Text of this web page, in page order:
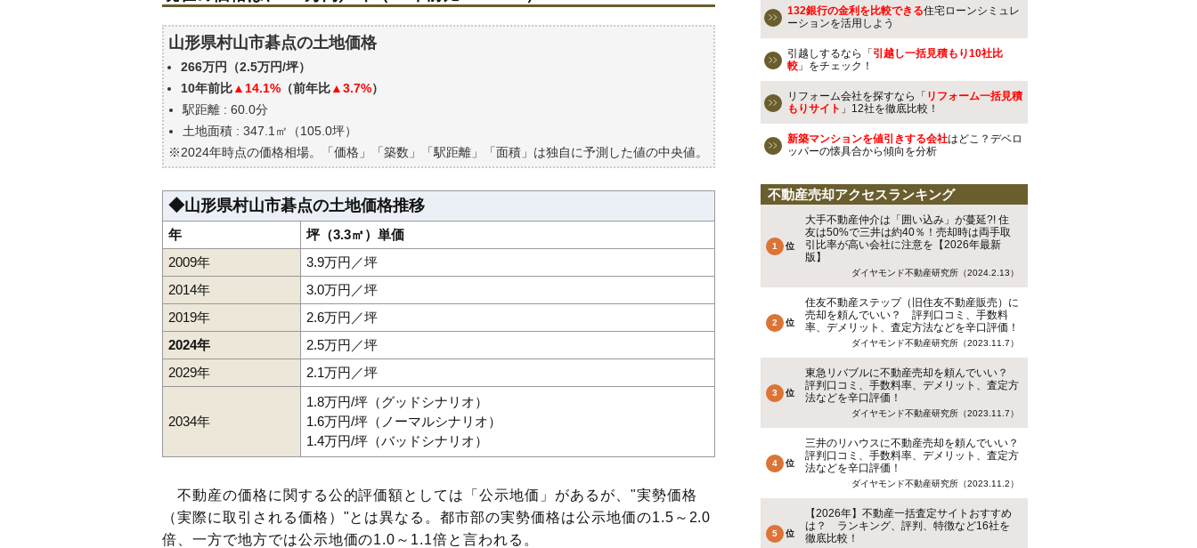
山形県村山市碁点の土地の過去の売買事例
公示地価はいくら
エリアの将来性を人口予想から検討しよう
自分の年収でいくらの不動産が買える？
山形県村山市碁点の土地価格
266万円（2.5万円/坪）
10年前比▲14.1% （前年比▲3.7%）
駅距離 : 60.0分
土地面積 : 347.1㎡（105.0坪）
※2024年時点の価格相場。「価格」「築数」「駅距離」「面積」は独自に予測した値の中央値。
◆山形県村山市碁点の土地価格推移
年
坪（3.3㎡）単価
2009年
3.9万円／坪
2014年
3.0万円／坪
2019年
2.6万円／坪
2024年
2.5万円／坪
2029年
2.1万円／坪
2034年
1.8万円/坪（グッドシナリオ）
1.6万円/坪（ノーマルシナリオ）
1.4万円/坪（バッドシナリオ）
不動産の価格に関する公的評価額としては「公示地価」があるが、"実勢価格
（実際に取引される価格）"とは異なる。都市部の実勢価格は公示地価の1.5～2.0
倍、一方で地方では公示地価の1.0～1.1倍と言われる。
132銀行の金利を比較できる住宅ローンシミュレ
ーションを活用しよう
引越しするなら「 引越し一括見積もり10社比
較 」をチェック！
リフォーム会社を探すなら「 リフォーム一括見積
もりサイト 」12社を徹底比較！
新築マンションを値引きする会社はどこ？デベロ
ッパーの懐具合から傾向を分析
不動産売却アクセスランキング
大手不動産仲介は「囲い込み」が蔓延?! 住
友は50%で三井は約40％！売却時は両手取
引比率が高い会社に注意を【2026年最新
版】
ダイヤモンド不動産研究所（2024.2.13）
住友不動産ステップ（旧住友不動産販売）に
売却を頼んでいい？ 評判口コミ、手数料
率、デメリット、査定方法などを辛口評価！
ダイヤモンド不動産研究所（2023.11.7）
東急リバブルに不動産売却を頼んでいい？
評判口コミ、手数料率、デメリット、査定方
法などを辛口評価！
ダイヤモンド不動産研究所（2023.11.7）
三井のリハウスに不動産売却を頼んでいい？
評判口コミ、手数料率、デメリット、査定方
法などを辛口評価！
ダイヤモンド不動産研究所（2023.11.2）
【2026年】不動産一括査定サイトおすすめ
は？ ランキング、評判、特徴など16社を
徹底比較！